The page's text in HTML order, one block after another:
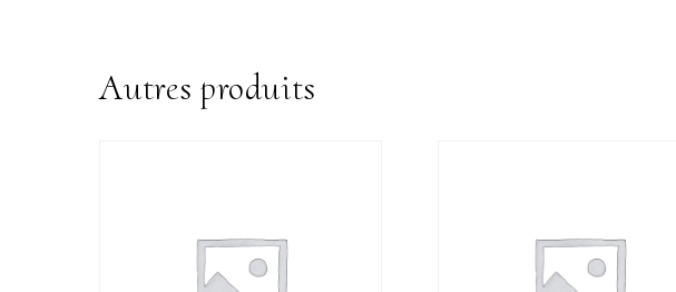
Autres produits